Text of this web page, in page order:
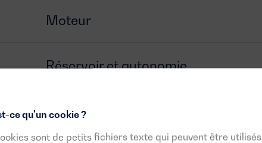
ce qu'un cookie ?
sont de petits fichiers texte qui peuvent être utilisés
Moteur
Réservoir et autonomie
Alternateur